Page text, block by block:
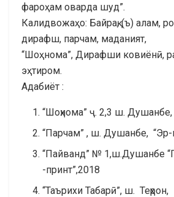
фароҳам оварда шуд”.
Калидвожаҳо: Байрақ, (ъ) алам,
дирафш, парчам, маданият,
“Шоҳнома”, Дирафши ковиёнӣ,
эҳтиром.
Адабиёт :
“Шоҳнома” ҷ. 2,3 ш. Душанбе,
“Парчам” , ш. Душанбе, “Эр-
“Пайванд” № 1,ш.Душанбе
-принт”,2018
“Таърихи Табарӣ”, ш.